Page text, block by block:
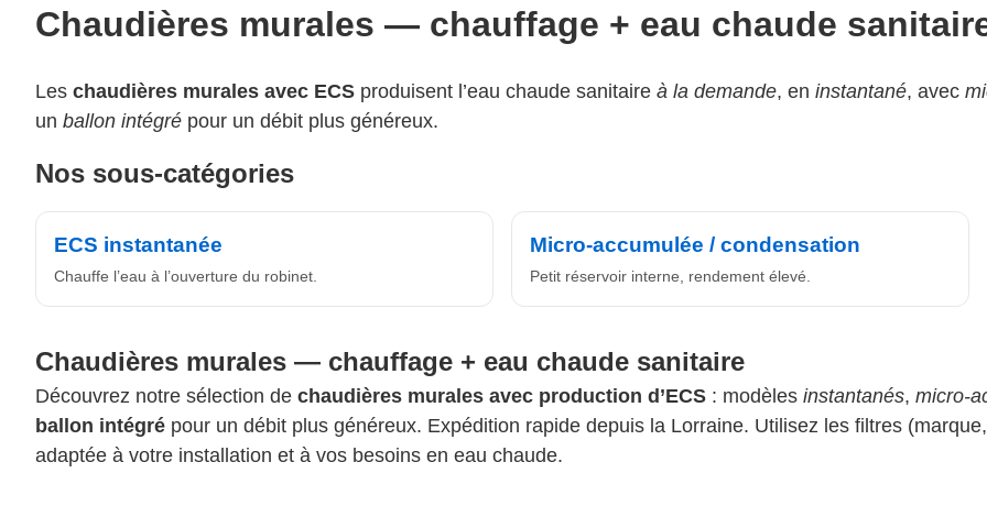
Chaudières murales — chauffage + eau chaude
Les chaudières murales avec ECS produisent l’eau chaude sanitaire à la demande, en instantané, avec
un ballon intégré pour un débit plus généreux.
Nos sous-catégories
ECS instantanée
Chauffe l’eau à l’ouverture du robinet.
Micro-accumulée / condensation
Petit réservoir interne, rendement élevé.
Chaudières murales — chauffage + eau chaude sanitaire
Découvrez notre sélection de chaudières murales avec production d’ECS : modèles instantanés, micro-
ballon intégré pour un débit plus généreux. Expédition rapide depuis la Lorraine. Utilisez les filtres
adaptée à votre installation et à vos besoins en eau chaude.